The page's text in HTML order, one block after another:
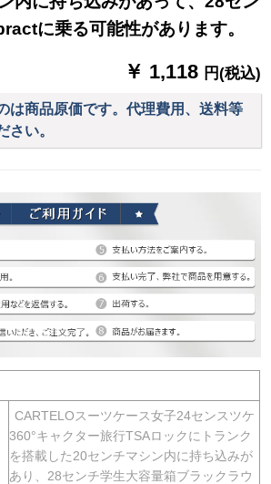
に乗る可能性があります。
￥ 1,118 円(税込)
は商品原価です。代理費用、送料等
さい。
CARTELOスーツケース女子24センスツケ
360°キャクター旅行TSAロックにトランク
を搭載した20センチマシン内に持ち込みが
あり、28センチ学生大容量箱ブラックラウ